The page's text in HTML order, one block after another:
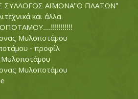
ΣΥΛΛΟΓΟΣ ΑΪΜΟΝΑ"Ο ΠΛΑΤΩΝ"
και άλλα
Μυλοποτάμου
- προφίλ
Μυλοποτάμου
Μυλοποτάμου